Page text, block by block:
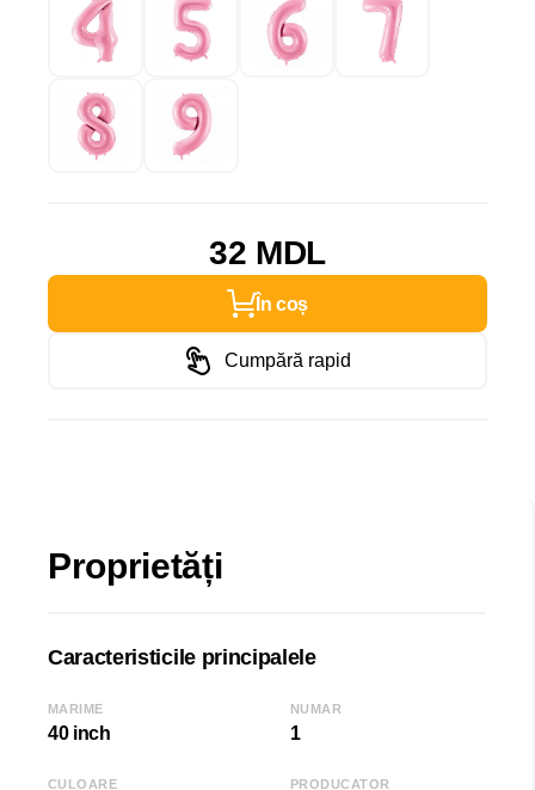
32 MDL
În coș
Cumpără rapid
Proprietăți
Caracteristicile principalele
MARIME
40 inch
NUMAR
1
CULOARE PRODUCATOR